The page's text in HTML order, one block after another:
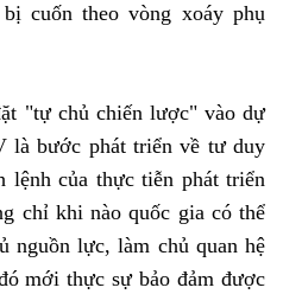
cuốn theo vòng xoáy phụ
"tự chủ chiến lược" vào dự
bước phát triển về tư duy
lệnh của thực tiễn phát triển
chỉ khi nào quốc gia có thể
nguồn lực, làm chủ quan hệ
mới thực sự bảo đảm được